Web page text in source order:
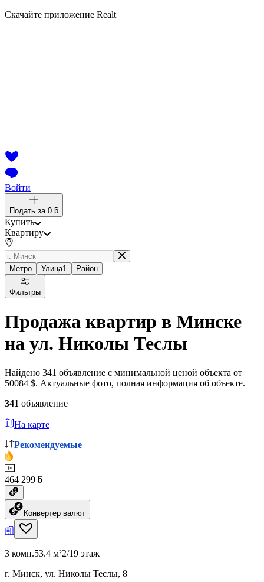
Скачайте приложение Realt
Войти
Подать за 0 ƃ
Купить
Квартиру
Метро Улица1 Район
Фильтры
Продажа квартир в Минске
на ул. Николы Теслы
Найдено 341 объявление с минимальной ценой объекта от
50084 $. Актуальные фото, полная информация об объекте.
341 объявление
На карте
Рекомендуемые
464 299 ƃ
Конвертер валют
3 комн.53.4 м²2/19 этаж
г. Минск, ул. Николы Теслы, 8